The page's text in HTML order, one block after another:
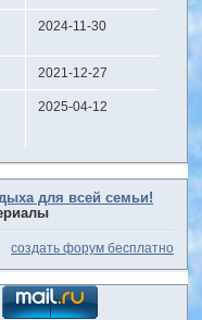
2024-11-30
2021-12-27
2025-04-12
для всей семьи!
создать форум бесплатно